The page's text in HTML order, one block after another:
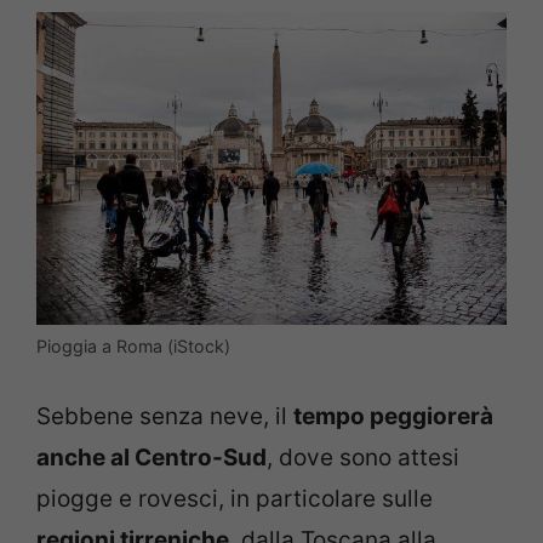
Pioggia a Roma (iStock)
Sebbene senza neve, il tempo peggiorerà
anche al Centro-Sud, dove sono attesi
piogge e rovesci, in particolare sulle